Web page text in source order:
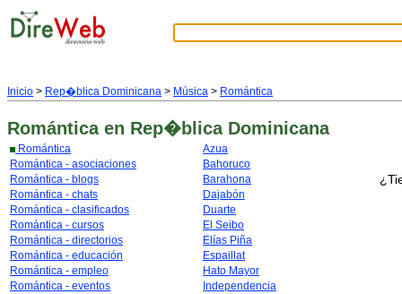
Inicio > Rep�blica Dominicana > Música > Romántica
Romántica en Rep�blica Dominicana
Romántica
Romántica - asociaciones
Romántica - blogs
Romántica - chats
Romántica - clasificados
Romántica - cursos
Romántica - directorios
Romántica - educación
Romántica - empleo
Romántica - eventos
Azua
Bahoruco
Barahona
Dajabón
Duarte
El Seibo
Elías Piña
Espaillat
Hato Mayor
Independencia